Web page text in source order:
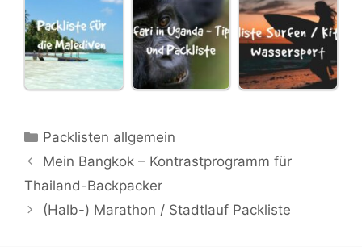
Kategorien
Packlisten allgemein
Mein Bangkok – Kontrastprogramm für
Thailand-Backpacker
(Halb-) Marathon / Stadtlauf Packliste